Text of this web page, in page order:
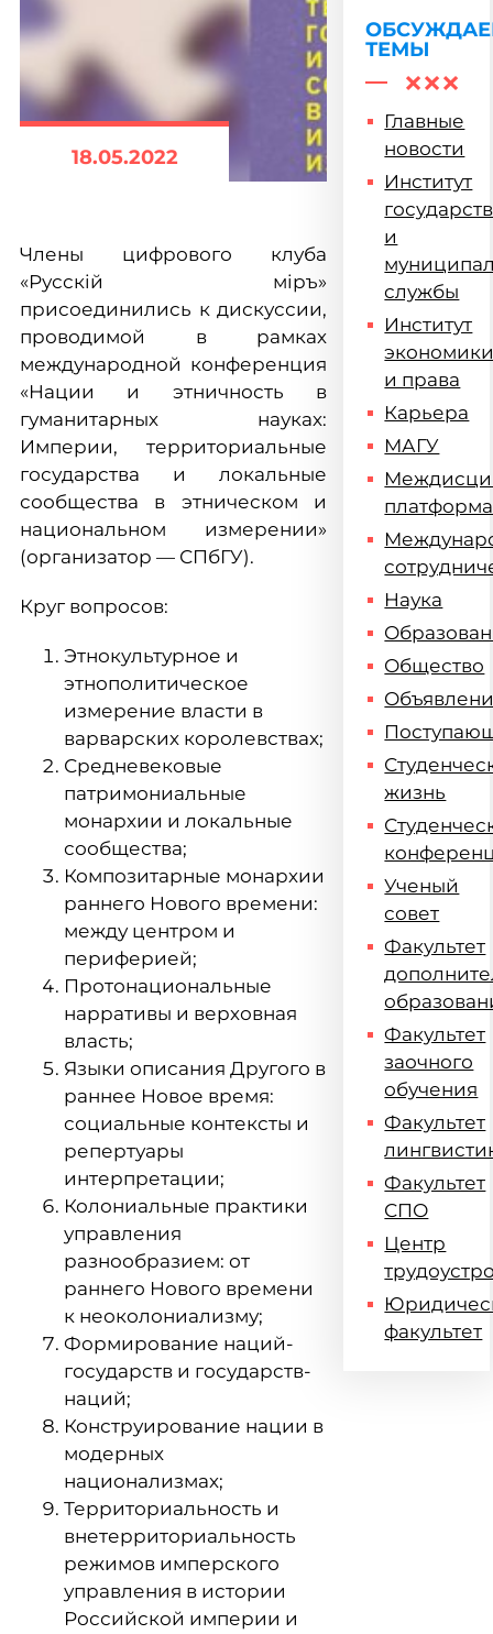
18.05.2022
Члены цифрового клуба
«Русскiй мiръ»
присоединились к дискуссии,
проводимой в рамках
международной конференция
«Нации и этничность в
гуманитарных науках:
Империи, территориальные
государства и локальные
сообщества в этническом и
национальном измерении»
(организатор — СПбГУ).
Круг вопросов:
Этнокультурное и
этнополитическое
измерение власти в
варварских королевствах;
Средневековые
патримониальные
монархии и локальные
сообщества;
Композитарные монархии
раннего Нового времени:
между центром и
периферией;
Протонациональные
нарративы и верховная
власть;
Языки описания Другого в
раннее Новое время:
социальные контексты и
репертуары
интерпретации;
Колониальные практики
управления
разнообразием: от
раннего Нового времени
к неоколониализму;
Формирование наций-
государств и государств-
наций;
Конструирование нации в
модерных
национализмах;
Территориальность и
внетерриториальность
режимов имперского
управления в истории
Российской империи и
ТЕМЫ
Главные
новости
Институт
и
службы
Институт
и права
Карьера
МАГУ
платформа
Наука
Общество
жизнь
Ученый
совет
Факультет
Факультет
заочного
обучения
Факультет
Факультет
СПО
Центр
факультет